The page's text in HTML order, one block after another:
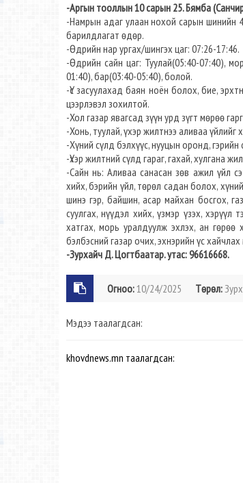
-Аргын тооллын 10 сарын 25. Бямба
-Намрын адаг улаан нохой сарын шинийн
барилдлагат өдөр.
-Өдрийн нар ургах/шингэх цаг: 07:26-17:46.
-Өдрийн сайн цаг: Туулай(05:40-07:40),
01:40), бар(03:40-05:40), болой.
-Үс засуулахад баян ноён болох, бие,
цээрлэвэл зохилтой.
-Хол газар явагсад зүүн урд зүгт мөрөө
-Хонь, туулай, үхэр жилтнээ аливаа үйлийг
-Хүний сүлд бэлхүүс, нууцын оронд,
-Үхэр жилтний сүлд гараг, гахай, хулгана
-Сайн нь: Аливаа санасан зөв ажил үйл
хийх, бэрийн үйл, төрөл садан болох,
шинэ гэр, байшин, асар майхан босгох,
суулгах, нүүдэл хийх, үзмэр үзэх, хэрүүл
хатгах, морь уралдуулж эхлэх, ан
бэлбэсний газар очих, эхнэрийн үс хайчлах
-Зурхайч Д. Цогтбаатар. утас: 96616668.
Огноо:10/24/2025 Төрөл:
Мэдээ таалагдсан:
khovdnews.mn таалагдсан: